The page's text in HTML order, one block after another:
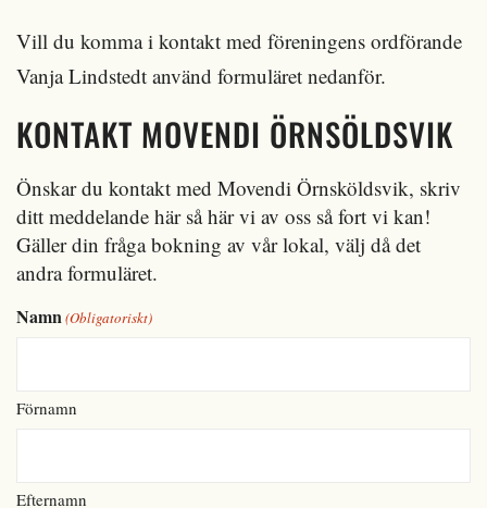
Vill du komma i kontakt med föreningens ordförande
Vanja Lindstedt använd formuläret nedanför.
KONTAKT MOVENDI ÖRNSÖLDSVIK
Önskar du kontakt med Movendi Örnsköldsvik, skriv
ditt meddelande här så här vi av oss så fort vi kan!
Gäller din fråga bokning av vår lokal, välj då det
andra formuläret.
Namn(Obligatoriskt)
Förnamn
Efternamn